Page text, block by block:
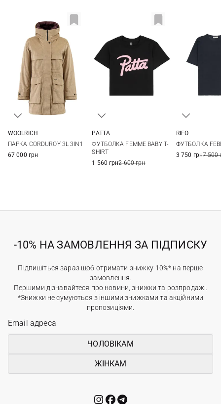
WOOLRICH
ПАРКА CORDUROY 3L 3IN1
67 000 грн
PATTA
ФУТБОЛКА FEMME BABY T-
SHIRT
1 560 грн2 600 грн
RIFO
ФУТБОЛКА
3 750 грн7 500
-10% НА ЗАМОВЛЕННЯ ЗА ПІДПИСКУ
Підпишіться зараз щоб отримати знижку 10%* на перше
замовлення.
Першими дізнавайтеся про новини, знижки та розпродажі.
*Знижки не сумуються з іншими знижками та акційними
пропозиціями.
ЧОЛОВІКАМ
ЖІНКАМ